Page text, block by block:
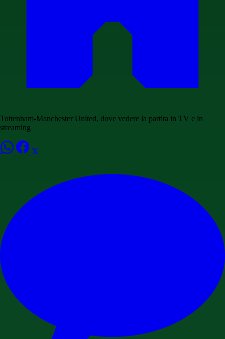
Tottenham-Manchester United, dove vedere la partita in TV e in
streaming